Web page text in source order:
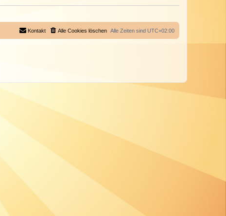
Alle Zeiten sind UTC+02:00
Alle Cookies löschen
Kontakt